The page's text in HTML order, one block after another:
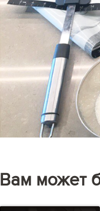
Вам может